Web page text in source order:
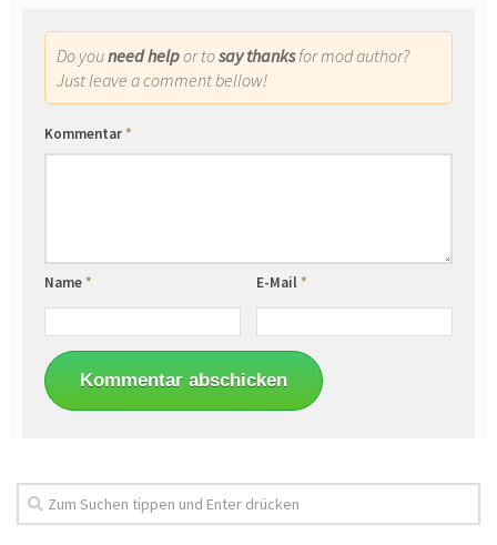
Do youneed helpor tosay thanksfor mod author?
Just leave a comment bellow!
Kommentar*
Name* E-Mail*